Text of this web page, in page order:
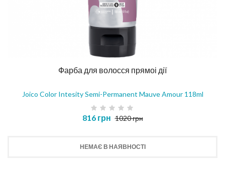
Фарба для волосся прямоі дії
Joico Color Intesity Semi-Permanent Mauve Amour 118ml
816 грн 1020 грн
НЕМАЄ В НАЯВНОСТІ